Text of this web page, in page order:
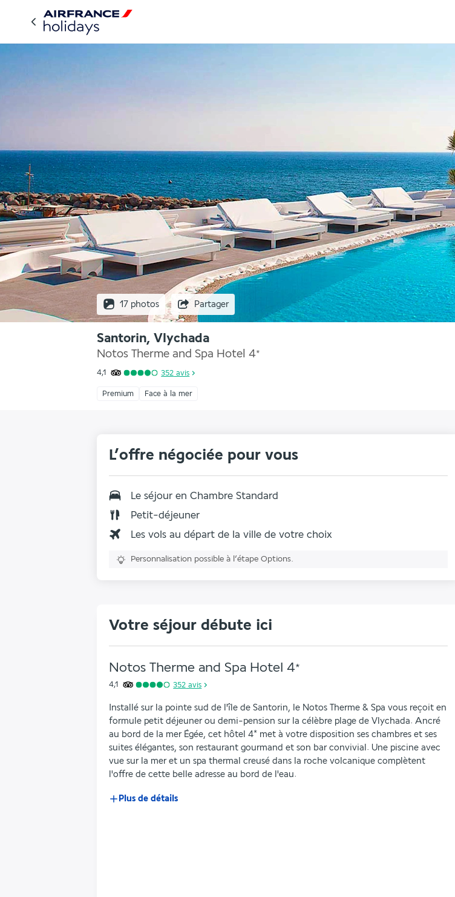
17 photos Partager
Santorin, Vlychada
Notos Therme and Spa Hotel 4*
4,1 352 avis
Premium Face à la mer
L’offre négociée pour vous
Le séjour en Chambre Standard
Petit-déjeuner
Les vols au départ de la ville de votre choix
Personnalisation possible à l’étape Options.
Votre séjour débute ici
Notos Therme and Spa Hotel 4*
4,1 352 avis
Installé sur la pointe sud de l'île de Santorin, le Notos Therme & Spa vous reçoit en
formule petit déjeuner ou demi-pension sur la célèbre plage de Vlychada. Ancré
au bord de la mer Égée, cet hôtel 4* met à votre disposition ses chambres et ses
suites élégantes, son restaurant gourmand et son bar convivial. Une piscine avec
vue sur la mer et un spa thermal creusé dans la roche volcanique complètent
l'offre de cette belle adresse au bord de l'eau.
Plus de détails